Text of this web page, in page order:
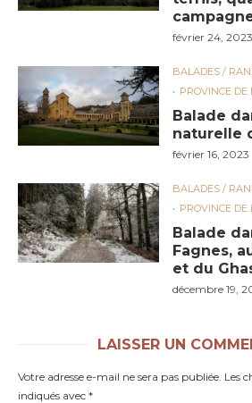
février 24, 2023
BALADES /
PROVINCE DE
Balade
naturelle
février 16, 2023
BALADES /
PROVINCE DE
Balade
Fagnes,
et du
décembre 19,
LAISSER UN
Votre adresse e-mail ne sera pas publiée. Les
indiqués avec *